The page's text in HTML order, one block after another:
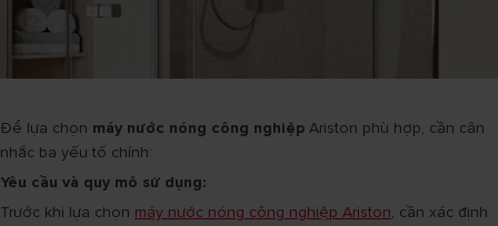
Để lựa chọn máy nước nóng công nghiệp Ariston phù hợp, cần cân
nhắc ba yếu tố chính:
Yêu cầu và quy mô sử dụng:
Trước khi lựa chọn máy nước nóng công nghiệp Ariston, cần xác định